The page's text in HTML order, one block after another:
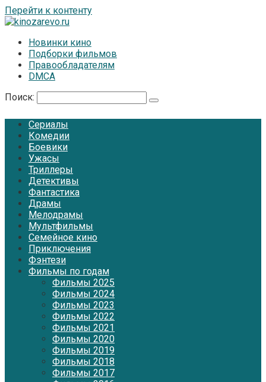
Перейти к контенту
Новинки кино
Подборки фильмов
Правообладателям
DMCA
Поиск:
Сериалы
Комедии
Боевики
Ужасы
Триллеры
Детективы
Фантастика
Драмы
Мелодрамы
Мультфильмы
Семейное кино
Приключения
Фэнтези
Фильмы по годам
Фильмы 2025
Фильмы 2024
Фильмы 2023
Фильмы 2022
Фильмы 2021
Фильмы 2020
Фильмы 2019
Фильмы 2018
Фильмы 2017